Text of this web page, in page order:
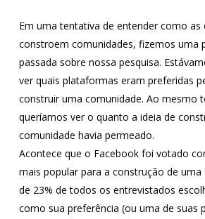
Em uma tentativa de entender como as
constroem comunidades, fizemos uma
passada sobre nossa pesquisa.
ver quais plataformas eram preferidas
construir uma comunidade. Ao mesmo
queríamos ver o quanto a ideia de
comunidade havia permeado.
Acontece que o Facebook foi votado
mais popular para a construção de uma
de 23% de todos os entrevistados
como sua preferência (ou uma de suas